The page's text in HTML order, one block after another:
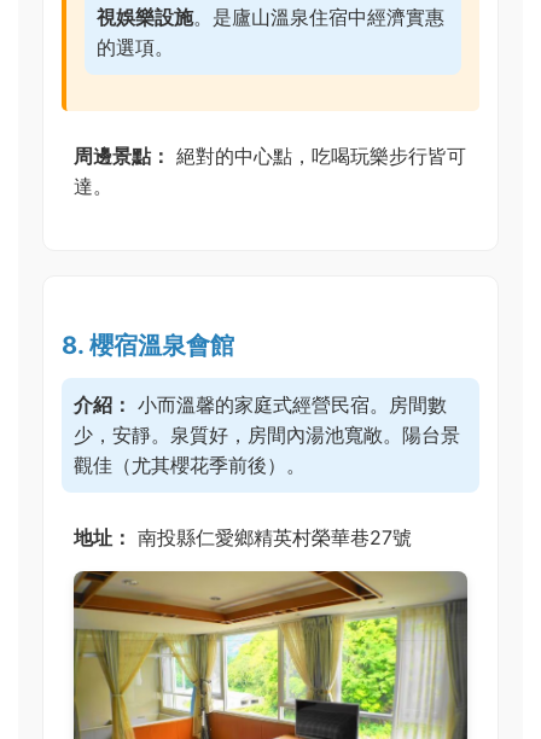
視娛樂設施。是廬山溫泉住宿中經濟實惠
的選項。
周邊景點： 絕對的中心點，吃喝玩樂步行皆可
達。
8. 櫻宿溫泉會館
介紹： 小而溫馨的家庭式經營民宿。房間數
少，安靜。泉質好，房間內湯池寬敞。陽台景
觀佳（尤其櫻花季前後）。
地址： 南投縣仁愛鄉精英村榮華巷27號